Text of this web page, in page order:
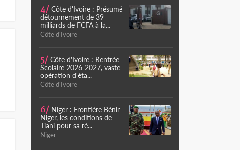
4/ Côte d'Ivoire : Présumé
détournement de 39
milliards de FCFA à la...
Côte d'Ivoire
5/ Côte d'Ivoire : Rentrée
Scolaire 2026-2027, vaste
opération d'éta...
Côte d'Ivoire
6/ Niger : Frontière Bénin-
Niger, les conditions de
Tiani pour sa ré...
Niger